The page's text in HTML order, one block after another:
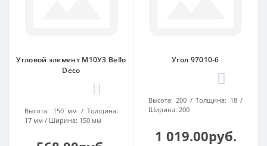
Угловой элемент М10У3 Bello
Deco
Высота: 150 мм
Толщина:
17 мм
Ширина: 150 мм
Угол 97010-6
Высота: 200 Толщина: 18
Ширина: 200
1 019.00руб.